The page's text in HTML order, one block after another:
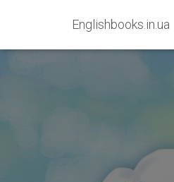
Englishbooks.in.ua